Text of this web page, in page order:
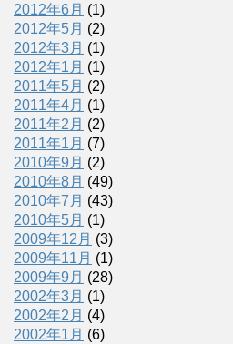
2012年6月 (1)
2012年5月 (2)
2012年3月 (1)
2012年1月 (1)
2011年5月 (2)
2011年4月 (1)
2011年2月 (2)
2011年1月 (7)
2010年9月 (2)
2010年8月 (49)
2010年7月 (43)
2010年5月 (1)
2009年12月 (3)
2009年11月 (1)
2009年9月 (28)
2002年3月 (1)
2002年2月 (4)
2002年1月 (6)